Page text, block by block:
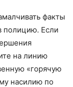
факты
полицию. Если
на линию
«горячую
насилию по